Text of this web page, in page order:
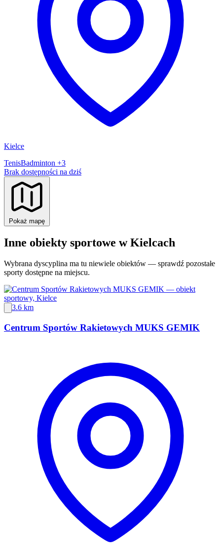
Kielce
TenisBadminton +3
Brak dostępności na dziś
Pokaż mapę
Inne obiekty sportowe w Kielcach
Wybrana dyscyplina ma tu niewiele obiektów — sprawdź pozostałe
sporty dostępne na miejscu.
3.6 km
Centrum Sportów Rakietowych MUKS GEMIK